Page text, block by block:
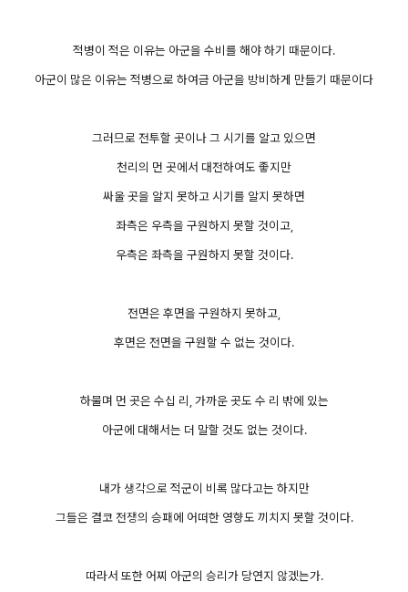
적병이 적은 이유는 아군을 수비를 해야 하기 때문이다.
아군이 많은 이유는 적병으로 하여금 아군을 방비하게 만들기 때문이다
그러므로 전투할 곳이나 그 시기를 알고 있으면
천리의 먼 곳에서 대전하여도 좋지만
싸울 곳을 알지 못하고 시기를 알지 못하면
좌측은 우측을 구원하지 못할 것이고,
우측은 좌측을 구원하지 못할 것이다.
전면은 후면을 구원하지 못하고,
후면은 전면을 구원할 수 없는 것이다.
하물며 먼 곳은 수십 리, 가까운 곳도 수 리 밖에 있는
아군에 대해서는 더 말할 것도 없는 것이다.
내가 생각으로 적군이 비록 많다고는 하지만
그들은 결코 전쟁의 승패에 어떠한 영향도 끼치지 못할 것이다.
따라서 또한 어찌 아군의 승리가 당연지 않겠는가.